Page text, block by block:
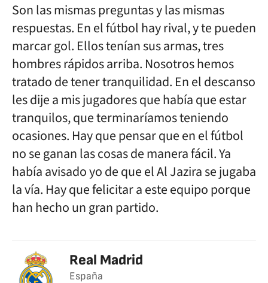
Son las mismas preguntas y las mismas
respuestas. En el fútbol hay rival, y te pueden
marcar gol. Ellos tenían sus armas, tres
hombres rápidos arriba. Nosotros hemos
tratado de tener tranquilidad. En el descanso
les dije a mis jugadores que había que estar
tranquilos, que terminaríamos teniendo
ocasiones. Hay que pensar que en el fútbol
no se ganan las cosas de manera fácil. Ya
había avisado yo de que el Al Jazira se jugaba
la vía. Hay que felicitar a este equipo porque
han hecho un gran partido.
Real Madrid
España